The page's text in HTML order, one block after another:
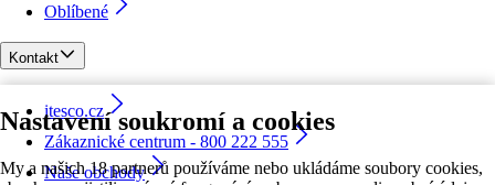
Nastavení soukromí a cookies
My a našich 18 partnerů používáme nebo ukládáme soubory cookies,
Oblíbené
Kontakt
itesco.cz
Zákaznické centrum - 800 222 555
Naše obchody